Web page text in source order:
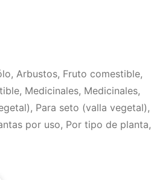
, Arbustos, Fruto comestible,
, Medicinales, Medicinales,
, Para seto (valla vegetal) ,
por uso, Por tipo de planta,